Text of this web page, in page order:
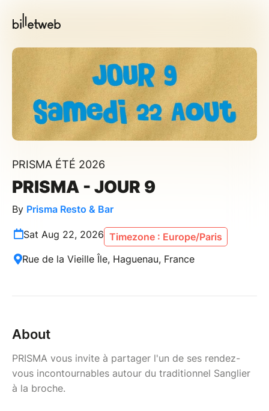
PRISMA ÉTÉ 2026
PRISMA - JOUR 9
By Prisma Resto & Bar
Sat Aug 22, 2026 Timezone : Europe/Paris
Rue de la Vieille Île, Haguenau, France
About
PRISMA vous invite à partager l'un de ses rendez-
vous incontournables autour du traditionnel Sanglier
à la broche.